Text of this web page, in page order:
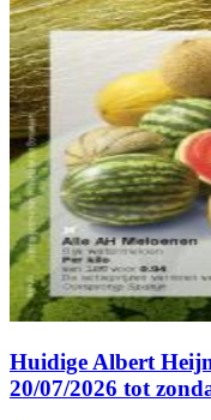
Huidige Albert
20/07/2026 tot